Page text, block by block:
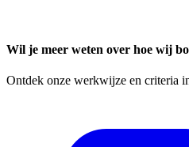
Wil je meer weten over hoe wij
Ontdek onze werkwijze en criteria